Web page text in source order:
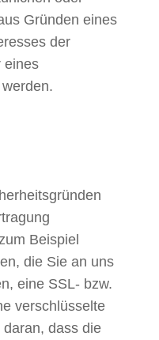
Gründen eines
der
eines
Beispiel
die Sie an uns
eine SSL- bzw.
verschlüsselte
dass die